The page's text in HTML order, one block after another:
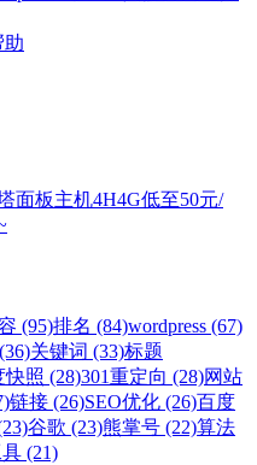
助
面板主机4H4G低至50元/
(95)排名 (84)wordpress (67)
关键词 (33)标题
快照 (28)301重定向 (28)网站
链接 (26)SEO优化 (26)百度
谷歌 (23)熊掌号 (22)算法
(21)